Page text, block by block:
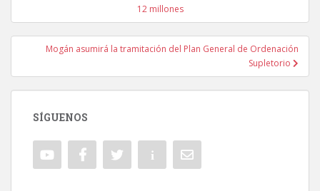
Navegación de entradas
12 millones
Mogán asumirá la tramitación del Plan General de Ordenación
Supletorio
SÍGUENOS